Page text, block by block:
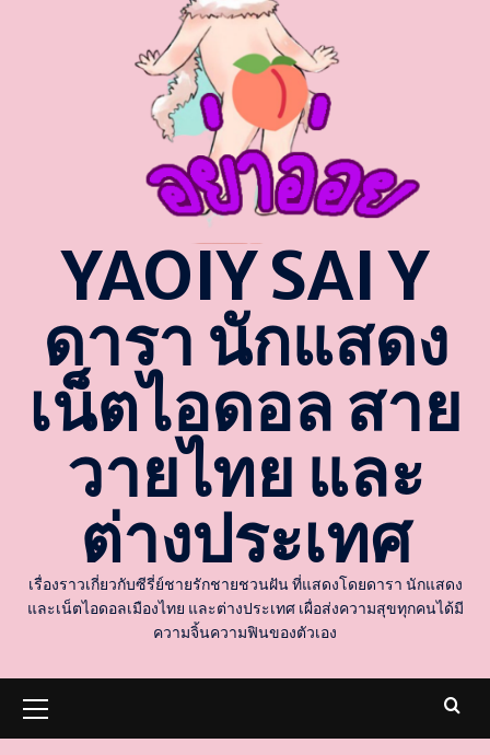
YAOIY SAI Y
ดารา นักแสดง
เน็ตไอดอล สาย
วายไทย และ
ต่างประเทศ
เรื่องราวเกี่ยวกับซีรี่ย์ชายรักชายชวนฝัน ที่แสดงโดยดารา นักแสดง
และเน็ตไอดอลเมืองไทย และต่างประเทศ เผื่อส่งความสุขทุกคนได้มี
ความจิ้นความฟินของตัวเอง
Menu